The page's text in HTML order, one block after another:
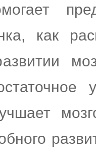
как